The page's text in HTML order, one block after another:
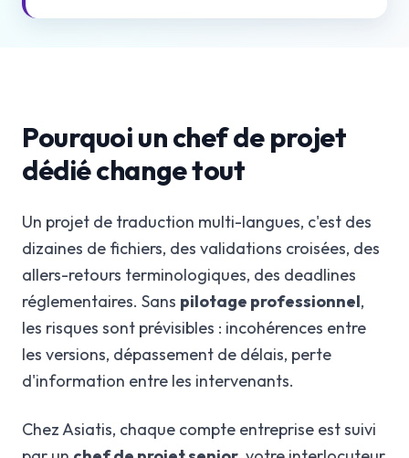
Pourquoi un chef de projet
dédié change tout
Un projet de traduction multi-langues, c'est des
dizaines de fichiers, des validations croisées, des
allers-retours terminologiques, des deadlines
réglementaires. Sans pilotage professionnel,
les risques sont prévisibles : incohérences entre
les versions, dépassement de délais, perte
d'information entre les intervenants.
Chez Asiatis, chaque compte entreprise est suivi